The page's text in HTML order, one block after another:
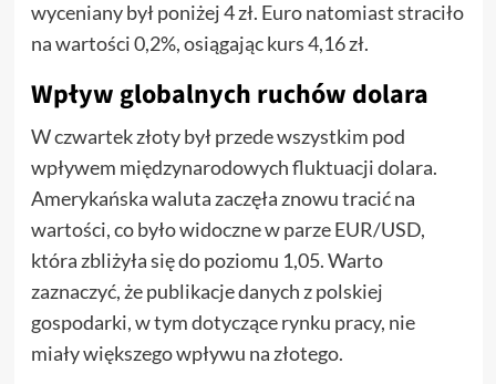
wyceniany był poniżej 4 zł. Euro natomiast straciło
na wartości 0,2%, osiągając kurs 4,16 zł.
Wpływ globalnych ruchów dolara
W czwartek złoty był przede wszystkim pod
wpływem międzynarodowych fluktuacji dolara.
Amerykańska waluta zaczęła znowu tracić na
wartości, co było widoczne w parze EUR/USD,
która zbliżyła się do poziomu 1,05. Warto
zaznaczyć, że publikacje danych z polskiej
gospodarki, w tym dotyczące rynku pracy, nie
miały większego wpływu na złotego.